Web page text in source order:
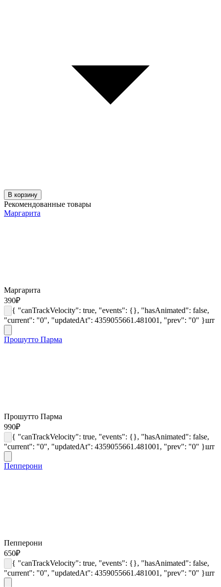
В корзину
Рекомендованные товары
Маргарита
Маргарита
390₽
{ "canTrackVelocity": true, "events": {}, "hasAnimated": false,
"current": "0", "updatedAt": 4359055661.481001, "prev": "0" }шт
Прошутто Парма
Прошутто Парма
990₽
{ "canTrackVelocity": true, "events": {}, "hasAnimated": false,
"current": "0", "updatedAt": 4359055661.481001, "prev": "0" }шт
Пепперони
Пепперони
650₽
{ "canTrackVelocity": true, "events": {}, "hasAnimated": false,
"current": "0", "updatedAt": 4359055661.481001, "prev": "0" }шт